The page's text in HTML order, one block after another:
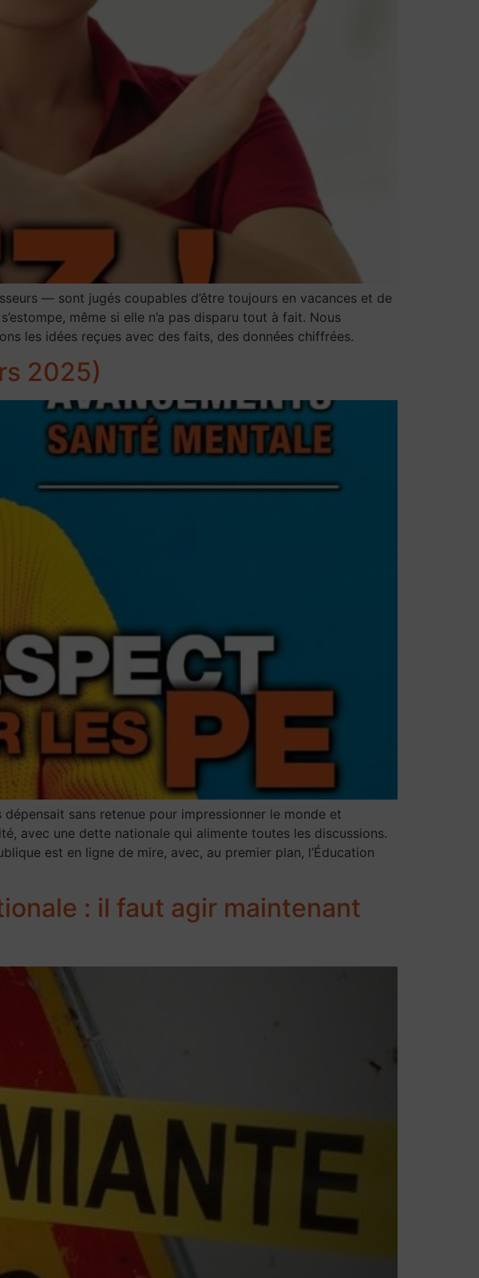
— sont jugés coupables d’être toujours en vacances et de
même si elle n’a pas disparu tout à fait. Nous
les idées reçues avec des faits, des données chiffrées.
2025)
sans retenue pour impressionner le monde et
avec une dette nationale qui alimente toutes les discussions.
est en ligne de mire, avec, au premier plan, l’Éducation
: il faut agir maintenant